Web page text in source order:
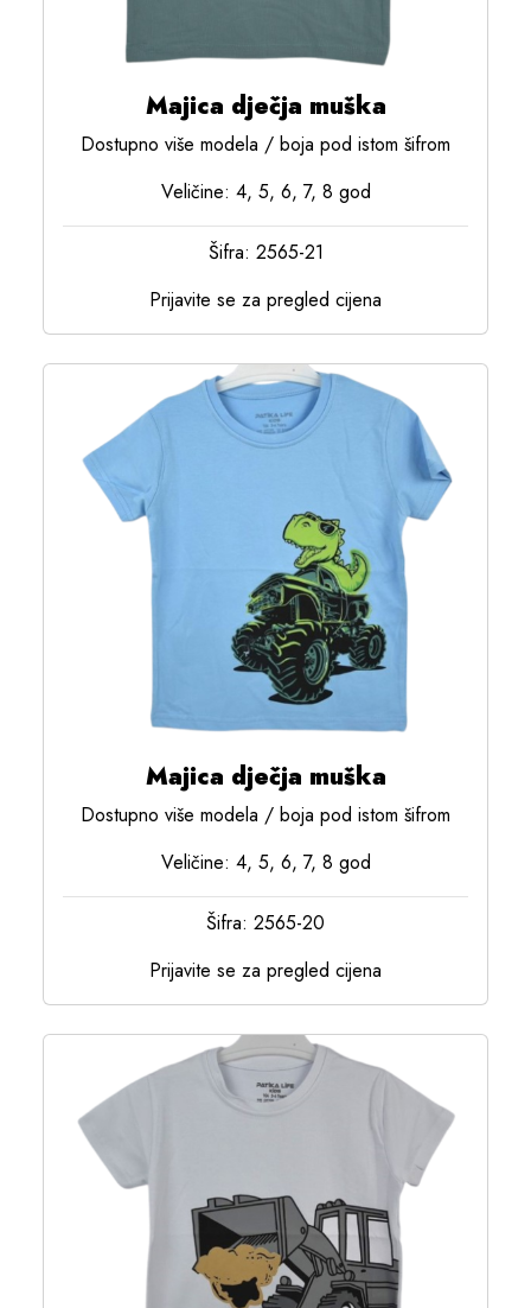
Majica dječja muška
Dostupno više modela / boja pod istom šifrom
Veličine: 4, 5, 6, 7, 8 god
Šifra: 2565-21
Prijavite se za pregled cijena
Majica dječja muška
Dostupno više modela / boja pod istom šifrom
Veličine: 4, 5, 6, 7, 8 god
Šifra: 2565-20
Prijavite se za pregled cijena